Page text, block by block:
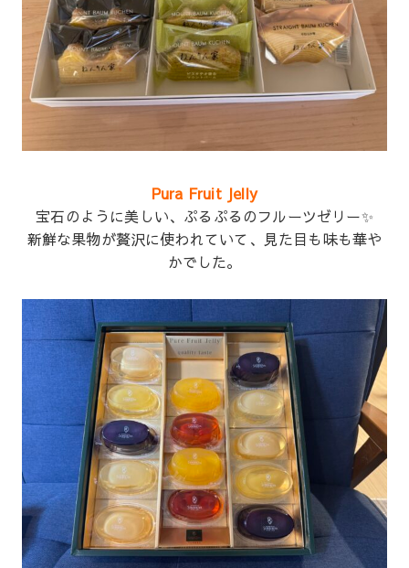
Pura Fruit Jelly
宝石のように美しい、ぷるぷるのフルーツゼリー✨
新鮮な果物が贅沢に使われていて、見た目も味も華や
かでした。